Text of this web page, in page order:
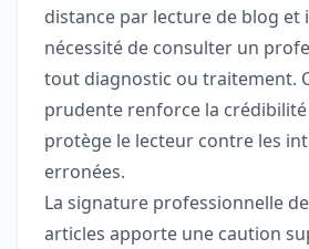
distance par lecture de blog et
nécessité de consulter un
tout diagnostic ou traitement.
prudente renforce la
protège le lecteur contre les
erronées.
La signature professionnelle
articles apporte une caution